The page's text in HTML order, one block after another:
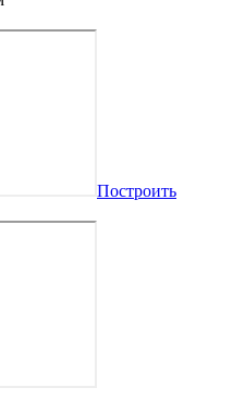
Построить